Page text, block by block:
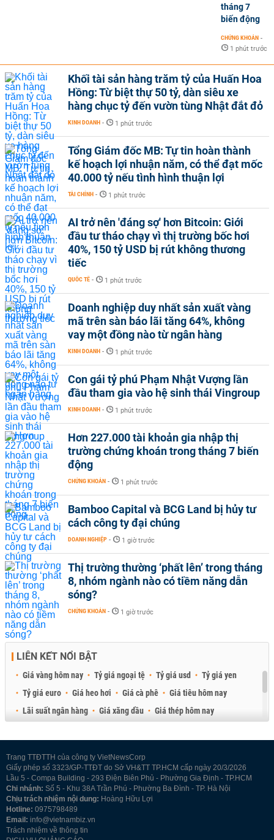
tháng 7
biến động
CHỨNG KHOÁN -
1 phút trước
Khối tài sản hàng trăm tỷ của Huấn Hoa
Hồng: Từ biệt thự 50 tỷ, dàn siêu xe
hàng chục tỷ đến vườn tùng Nhật đắt đỏ
KINH DOANH - 1 phút trước
Tổng Giám đốc MB: Tự tin hoàn thành
kế hoạch lợi nhuận năm, có thể đạt mốc
40.000 tỷ nếu tình hình thuận lợi
TÀI CHÍNH - 1 phút trước
AI trở nên 'đáng sợ' hơn Bitcoin: Giới
đầu tư tháo chạy vì thị trường bốc hơi
40%, 150 tỷ USD bị rút không thương
tiếc
QUỐC TẾ - 1 phút trước
Doanh nghiệp duy nhất sản xuất vàng
mã trên sàn báo lãi tăng 64%, không
vay một đồng nào từ ngân hàng
KINH DOANH - 1 phút trước
Con gái tỷ phú Phạm Nhật Vượng lần
đầu tham gia vào hệ sinh thái Vingroup
KINH DOANH - 1 phút trước
Hơn 227.000 tài khoản gia nhập thị
trường chứng khoán trong tháng 7 biến
động
CHỨNG KHOÁN - 1 phút trước
Bamboo Capital và BCG Land bị hủy tư
cách công ty đại chúng
DOANH NGHIỆP - 1 giờ trước
Thị trường thường ‘phất lên’ trong tháng
8, nhóm ngành nào có tiềm năng dẫn
sóng?
CHỨNG KHOÁN - 1 giờ trước
LIÊN KẾT NỔI BẬT
Giá vàng hôm nay Tỷ giá ngoại tệ Tỷ giá usd
Tỷ giá yen
Tỷ giá euro
Giá heo hơi Giá cà phê
Giá tiêu hôm nay
Lãi suất ngân hàng
Giá xăng dầu
Giá thép hôm nay
Trang TTĐTTH của công ty VietNewsCorp
Giấy phép số 3323/GP-TTĐT do Sở VH&TT TP.HCM cấp ngày 20/3/2026
Lầu 5 - Compa Building - 293 Điện Biên Phủ - Phường Gia Định - TP.HCM
Chi nhánh: Số 5 - Khu 38A Trần Phú - Phường Ba Đình - TP. Hà Nội
Chịu trách nhiệm nội dung: Hoàng Hữu Lợi
Hotline: 0975798489
Email: info@vietnambiz.vn
Trách nhiệm về thông tin